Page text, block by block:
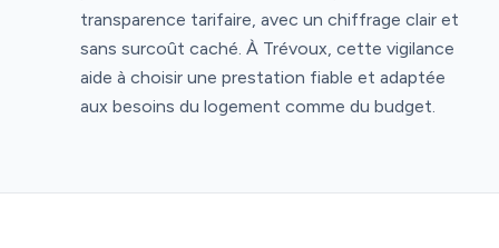
transparence tarifaire, avec un chiffrage clair et
sans surcoût caché. À Trévoux, cette vigilance
aide à choisir une prestation fiable et adaptée
aux besoins du logement comme du budget.